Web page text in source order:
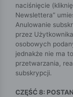
naciśnięcie
Newslettera”
Anulowanie
przez
osobowych
jednakże nie ma
przetwarzania,
subskrypcji.
CZĘŚĆ 8: